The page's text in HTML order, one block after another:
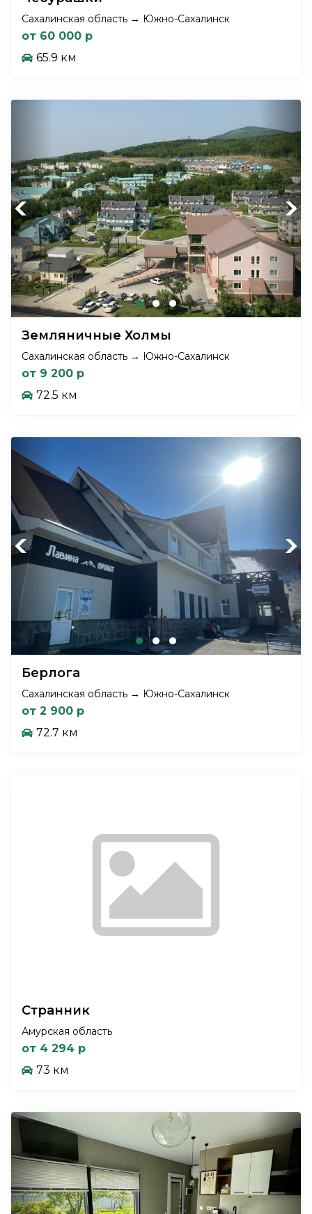
Сахалинская область → Южно-Сахалинск
от 60 000 р
65.9 км
Previous Next
Земляничные Холмы
Сахалинская область → Южно-Сахалинск
от 9 200 р
72.5 км
Previous Next
Берлога
Сахалинская область → Южно-Сахалинск
от 2 900 р
72.7 км
Странник
Амурская область
от 4 294 р
73 км